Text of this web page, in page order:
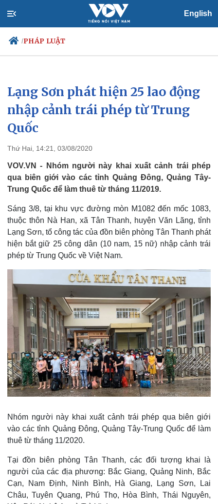
English
/PHÁP LUẬT
Chính trị
Đảng
Tổ chức nhân sự
Quốc hội
Nhận diện sự thật
Xã hội
Tin 24h
Dự báo thời tiết
Lạng Sơn phát hiện 25 lao động
nhập cảnh trái phép từ Trung
Quốc
Thứ Hai, 14:21, 03/08/2020
VOV.VN - Nhóm người này khai xuất cảnh trái phép
qua biên giới vào các tỉnh Quảng Đông, Quảng Tây-
Trung Quốc để làm thuê từ tháng 11/2019.
Sáng 3/8, tại khu vực đường mòn M1082 đến mốc 1083,
thuộc thôn Nà Han, xã Tân Thanh, huyện Văn Lãng, tỉnh
Lạng Sơn, tổ công tác của đồn biên phòng Tân Thanh phát
hiện bắt giữ 25 công dân (10 nam, 15 nữ) nhập cảnh trái
phép từ Trung Quốc về Việt Nam.
Nhóm người này khai xuất cảnh trái phép qua biên giới
vào các tỉnh Quảng Đông, Quảng Tây-Trung Quốc để làm
thuê từ tháng 11/2020.
Tại đồn biên phòng Tân Thanh, các đối tượng khai là
người của các địa phương: Bắc Giang, Quảng Ninh, Bắc
Cạn, Nam Định, Ninh Bình, Hà Giang, Lạng Sơn, Lai
Châu, Tuyên Quang, Phú Thọ, Hòa Bình, Thái Nguyên,